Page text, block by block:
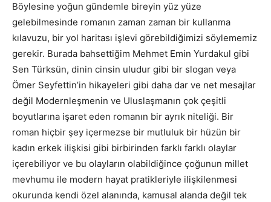
Böylesine yoğun gündemle bireyin yüz yüze
gelebilmesinde romanın zaman zaman bir kullanma
kılavuzu, bir yol haritası işlevi görebildiğimizi söylememiz
gerekir. Burada bahsettiğim Mehmet Emin Yurdakul gibi
Sen Türksün, dinin cinsin uludur gibi bir slogan veya
Ömer Seyfettin’in hikayeleri gibi daha dar ve net mesajlar
değil Modernleşmenin ve Uluslaşmanın çok çeşitli
boyutlarına işaret eden romanın bir ayrık niteliği. Bir
roman hiçbir şey içermezse bir mutluluk bir hüzün bir
kadın erkek ilişkisi gibi birbirinden farklı farklı olaylar
içerebiliyor ve bu olayların olabildiğince çoğunun millet
mevhumu ile modern hayat pratikleriyle ilişkilenmesi
okurunda kendi özel alanında, kamusal alanda değil tek